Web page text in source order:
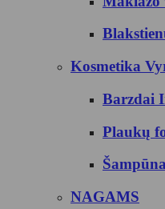
Kosmetika
Barzdai
Plaukų
NAGAMS